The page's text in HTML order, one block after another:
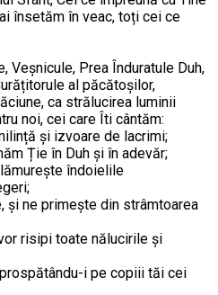
însetăm în veac, toți cei ce
Veșnicule, Prea Înduratule Duh,
al păcătoșilor,
ca strălucirea luminii
noi, cei care Îti cântăm:
și izvoare de lacrimi;
Ție în Duh și în adevăr;
îndoielile
și ne primește din strâmtoarea
risipi toate nălucirile și
i pe copiii tăi cei